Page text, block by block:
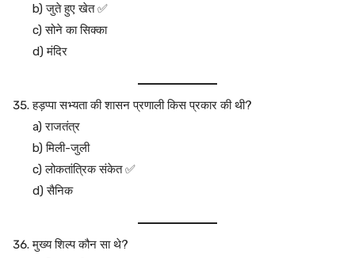
b) जुते हुए खेत ✅
c) सोने का सिक्का
d) मंदिर
हड़प्पा सभ्यता की शासन प्रणाली किस प्रकार की थी?
a) राजतंत्र
b) मिली-जुली
c) लोकतांत्रिक संकेत ✅
d) सैनिक
मुख्य शिल्प कौन सा थे?